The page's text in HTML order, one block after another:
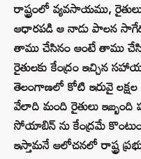
రాష్ట్రంలో వ్యవసాయము,
ఆధారపడి ఆ నాడు పాలన
తాము చేసినం ఆంటే తాము
రైతులకు కేంద్రం ఇచ్చిన
తెలంగాణలో కోటి ఇరువై
వేలాది మంది రైతులు ఇబ్బంది
సోయాబిన్ ను కేంద్రమే
ఇస్తామనే ఆలోచనలో రాష్ట్ర